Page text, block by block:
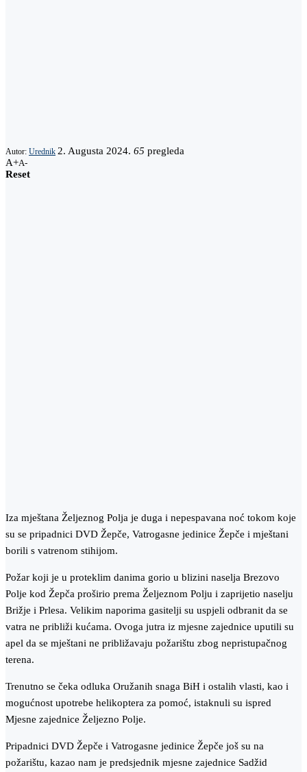
Autor: Urednik 2. Augusta 2024. 65 pregleda
A+A-
Reset
Iza mještana Željeznog Polja je duga i nepespavana noć tokom koje
su se pripadnici DVD Žepče, Vatrogasne jedinice Žepče i mještani
borili s vatrenom stihijom.
Požar koji je u proteklim danima gorio u blizini naselja Brezovo
Polje kod Žepča proširio prema Željeznom Polju i zaprijetio naselju
Brižje i Prlesa. Velikim naporima gasitelji su uspjeli odbranit da se
vatra ne približi kućama. Ovoga jutra iz mjesne zajednice uputili su
apel da se mještani ne približavaju požarištu zbog nepristupačnog
terena.
Trenutno se čeka odluka Oružanih snaga BiH i ostalih vlasti, kao i
mogućnost upotrebe helikoptera za pomoć, istaknuli su ispred
Mjesne zajednice Željezno Polje.
Pripadnici DVD Žepče i Vatrogasne jedinice Žepče još su na
požarištu, kazao nam je predsjednik mjesne zajednice Sadžid